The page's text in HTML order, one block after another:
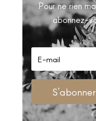
Pour ne rien
abonnez-